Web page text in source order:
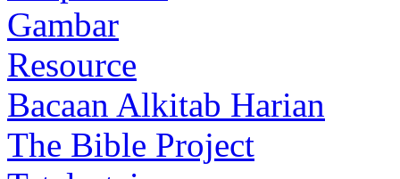
Gambar
Resource
Bacaan Alkitab Harian
The Bible Project